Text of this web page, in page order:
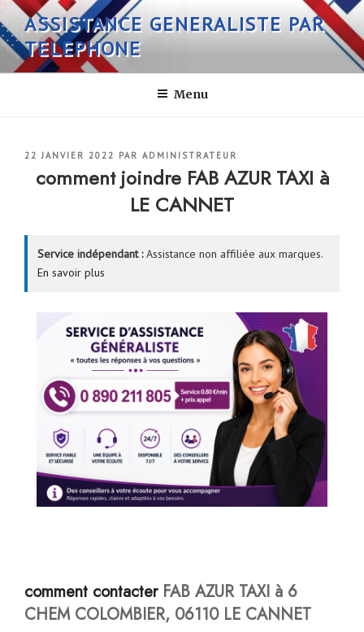
Aller
au
contenu
principal
ASSISTANCE GENERALISTE PAR
TELEPHONE
Menu
PUBLIÉ
22 JANVIER 2022 PAR ADMINISTRATEUR
comment joindre FAB AZUR TAXI à
LE CANNET
Service indépendant :Assistance non affiliée aux marques.
En savoir plus
comment contacterFAB AZUR TAXI à 6
CHEM COLOMBIER, 06110 LE CANNET